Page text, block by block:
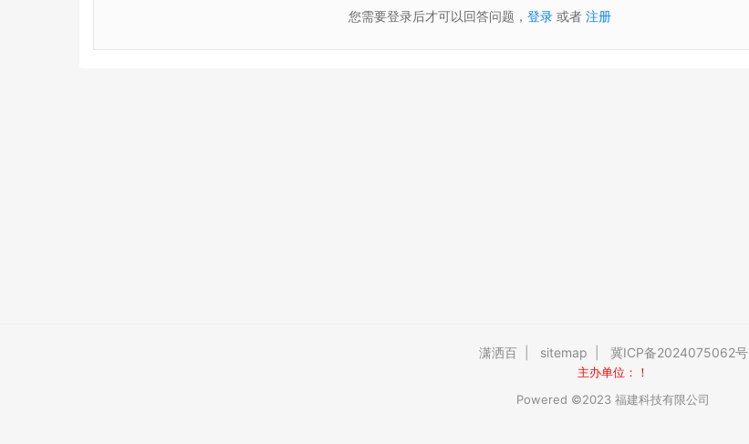
您需要登录后才可以回答问题， 登录或者 注册
潇洒百 sitemap 冀ICP备2024075062号
主办单位：！
Powered ©2023 福建科技有限公司